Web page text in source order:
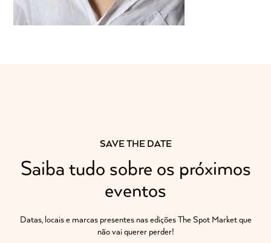
SAVE THE DATE
Saiba tudo sobre os próximos
eventos
Datas, locais e marcas presentes nas edições The Spot Market que
não vai querer perder!